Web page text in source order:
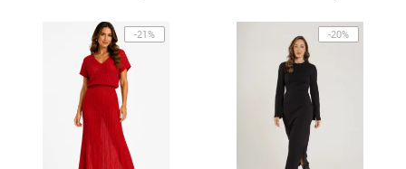
-21% -20%